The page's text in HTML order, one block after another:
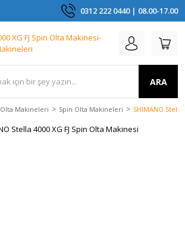
0312 222 0440 | 08.00-17.00
ARA
Olta Makineleri Spin Olta Makineleri SHIMANO